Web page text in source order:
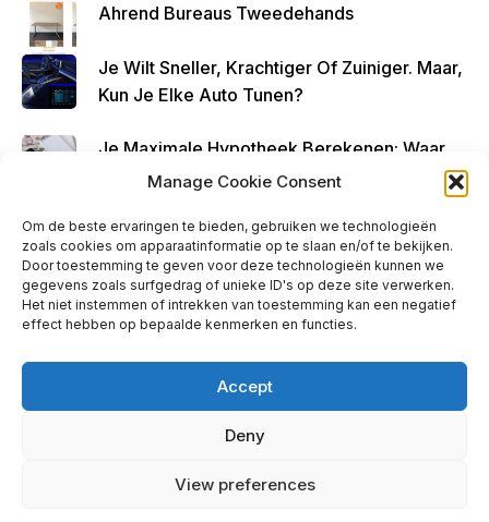
Manage Cookie Consent
Om de beste ervaringen te bieden, gebruiken we technologieën
zoals cookies om apparaatinformatie op te slaan en/of te bekijken.
Door toestemming te geven voor deze technologieën kunnen we
gegevens zoals surfgedrag of unieke ID's op deze site verwerken.
Het niet instemmen of intrekken van toestemming kan een negatief
effect hebben op bepaalde kenmerken en functies.
Accept
Deny
View preferences
Ahrend Bureaus Tweedehands
Je Wilt Sneller, Krachtiger Of Zuiniger. Maar,
Kun Je Elke Auto Tunen?
Je Maximale Hypotheek Berekenen: Waar
Begin Je?
Ads - Before Footer
Contact